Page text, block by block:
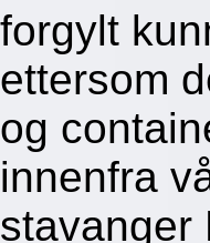
forgylt
ettersom
og
innenfra
stavanger